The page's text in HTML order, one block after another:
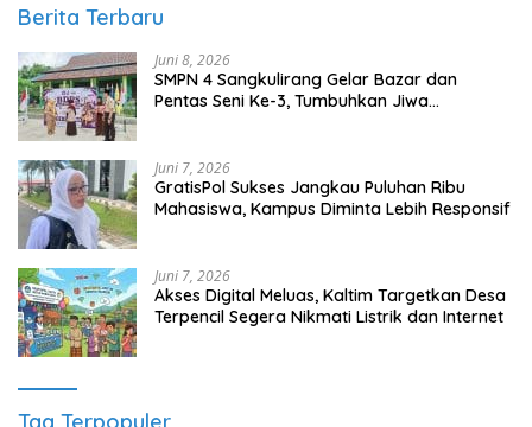
Berita Terbaru
Juni 8, 2026
SMPN 4 Sangkulirang Gelar Bazar dan
Pentas Seni Ke-3, Tumbuhkan Jiwa
Juni 7, 2026
GratisPol Sukses Jangkau Puluhan Ribu
Mahasiswa, Kampus Diminta Lebih Responsif
Juni 7, 2026
Akses Digital Meluas, Kaltim Targetkan Desa
Terpencil Segera Nikmati Listrik dan Internet
Tag Terpopuler